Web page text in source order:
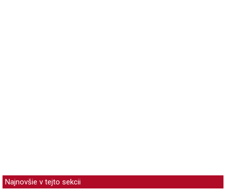
Najnovšie v tejto sekcii